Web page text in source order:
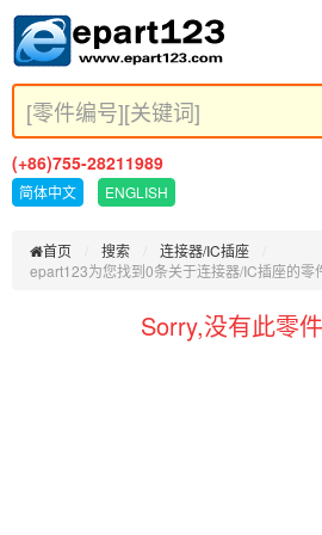
(+86)755-28211989
简体中文 ENGLISH
首页 搜索
连接器/IC插座
epart123为您找到0条关于连接器/IC插座的零
Sorry,没有此零件